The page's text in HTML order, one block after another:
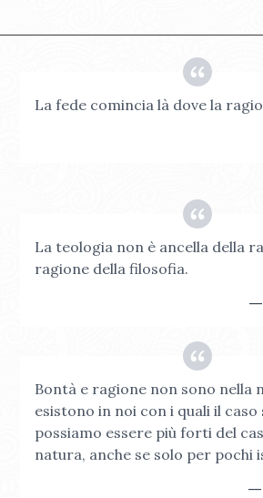
La fede comincia là dove la
La teologia non è ancella della
ragione della filosofia.
—
Bontà e ragione non sono nella
esistono in noi con i quali il
possiamo essere più forti del
natura, anche se solo per pochi
—